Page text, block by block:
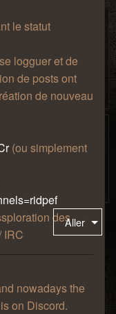
le statut
logguer et de
de posts ont
de nouveau
(ou simplement
des
IRC
nowadays the
on Discord.
confortablement sur un
discutez de tout, de
préférée, vos
pour le café, tout
Si vous vouler jouer
serveur minecraft,
de votre jeu du
Aller